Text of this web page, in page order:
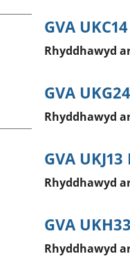
GVA
Rhyddhawyd
GVA
Rhyddhawyd
GVA
Rhyddhawyd
GVA
Rhyddhawyd